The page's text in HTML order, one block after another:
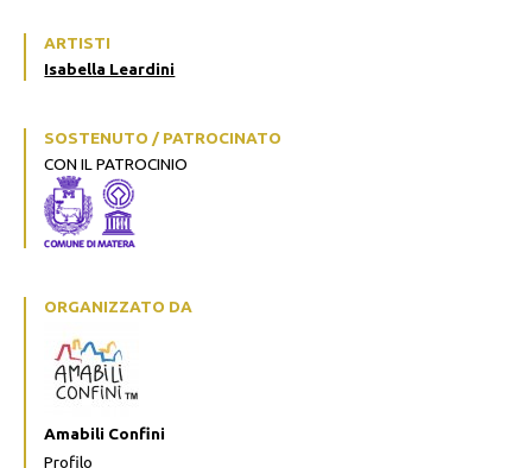
ARTISTI
Isabella Leardini
SOSTENUTO / PATROCINATO
CON IL PATROCINIO
ORGANIZZATO DA
Amabili Confini
Profilo